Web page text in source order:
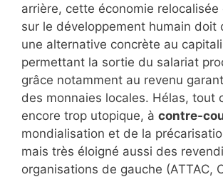
arrière, cette économie relocalisée
sur le développement humain doit
une alternative concrète au
permettant la sortie du salariat
grâce notamment au revenu
des monnaies locales. Hélas, tout
encore trop utopique, à contre-
mondialisation et de la
mais très éloigné aussi des
organisations de gauche (ATTAC,